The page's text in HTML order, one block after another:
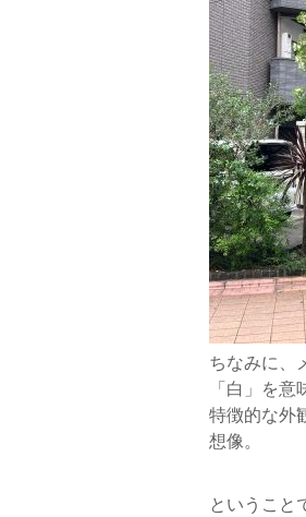
ちなみに、
「白」を
特徴的な外
想像。
ということ